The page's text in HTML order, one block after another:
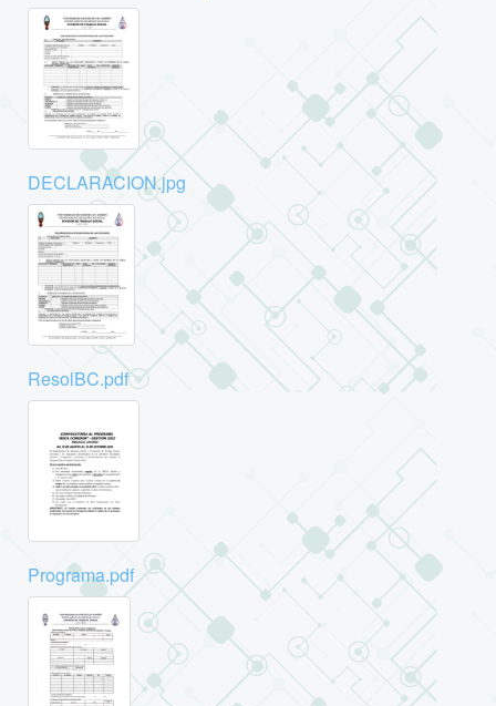
DECLARACION.jpg
ResolBC.pdf
Programa.pdf